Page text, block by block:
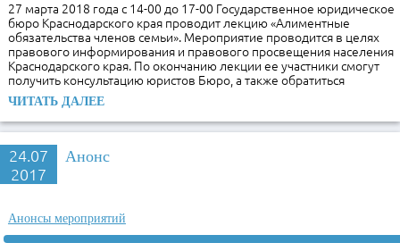
27 марта 2018 года с 14-00 до 17-00 Государственное юридическое
бюро Краснодарского края проводит лекцию «Алиментные
обязательства членов семьи». Мероприятие проводится в целях
правового информирования и правового просвещения населения
Краснодарского края. По окончанию лекции ее участники смогут
получить консультацию юристов Бюро, а также обратиться
ЧИТАТЬ ДАЛЕЕ
24.07
2017
Анонс
Анонсы мероприятий